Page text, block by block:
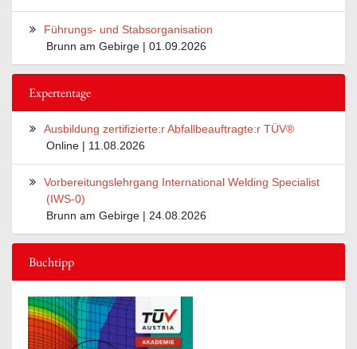
Führungs- und Stabsorganisation
Brunn am Gebirge | 01.09.2026
Expertentage
Ausbildung zertifizierte:r Abfallbeauftragte:r TÜV®
Online | 11.08.2026
Vorbereitungslehrgang International Welding Specialist
(IWS-0)
Brunn am Gebirge | 24.08.2026
Buchtipp